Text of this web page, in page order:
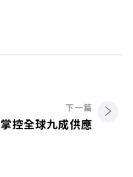
下一篇
掌控全球九成供應